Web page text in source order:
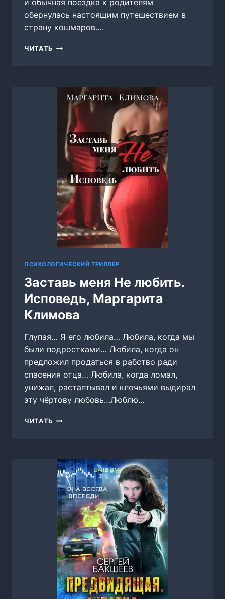
обернулась настоящим путешествием в
страну кошмаров….
ЧИТАТЬ ЛЕДЯНОЙ
НАТАЛЬЯ
ПСИХОЛОГИЧЕСКИЙ ТРИЛЛЕР
Заставь меня Не любить.
Исповедь, Маргарита
Климова
Глупая… Я его любила… Любила, когда мы
были подростками… Любила, когда он
предложил продаться в рабство ради
спасения отца… Любила, когда ломал,
унижал, растаптывал и клочьями выдирал
эту чёртову любовь…Люблю…
ЧИТАТЬ ЗАСТАВЬ
ИСПОВЕДЬ,
МАРГАРИТА
КЛИМОВА